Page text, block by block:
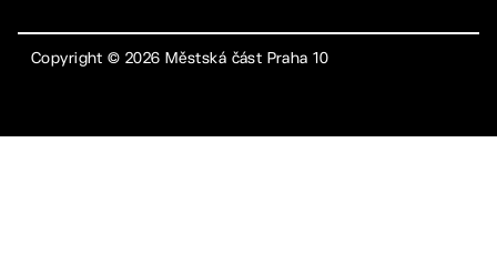
Copyright ©2026 Městská část Praha 10